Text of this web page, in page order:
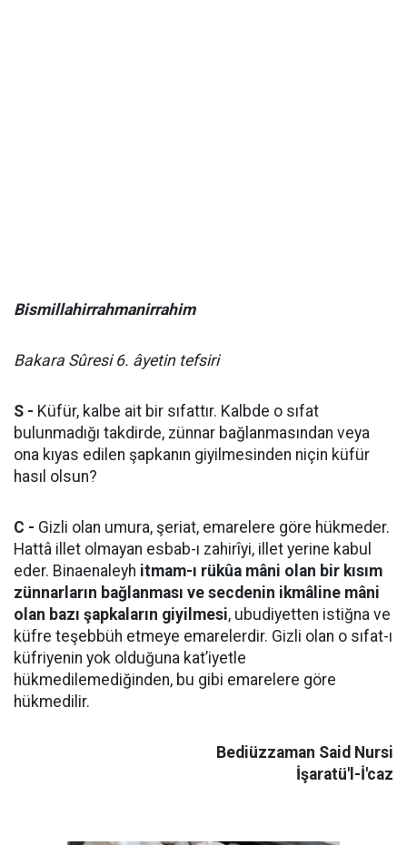
Bismillahirrahmanirrahim
Bakara Sûresi 6. âyetin tefsiri
S - Küfür, kalbe ait bir sıfattır. Kalbde o sıfat
bulunmadığı takdirde, zünnar bağlanmasından veya
ona kıyas edilen şapkanın giyilmesinden niçin küfür
hasıl olsun?
C - Gizli olan umura, şeriat, emarelere göre hükmeder.
Hattâ illet olmayan esbab-ı zahirîyi, illet yerine kabul
eder. Binaenaleyh itmam-ı rükûa mâni olan bir kısım
zünnarların bağlanması ve secdenin ikmâline mâni
olan bazı şapkaların giyilmesi, ubudiyetten istiğna ve
küfre teşebbüh etmeye emarelerdir. Gizli olan o sıfat-ı
küfriyenin yok olduğuna kat’iyetle
hükmedilemediğinden, bu gibi emarelere göre
hükmedilir.
Bediüzzaman Said Nursi
İşaratü'l-İ'caz